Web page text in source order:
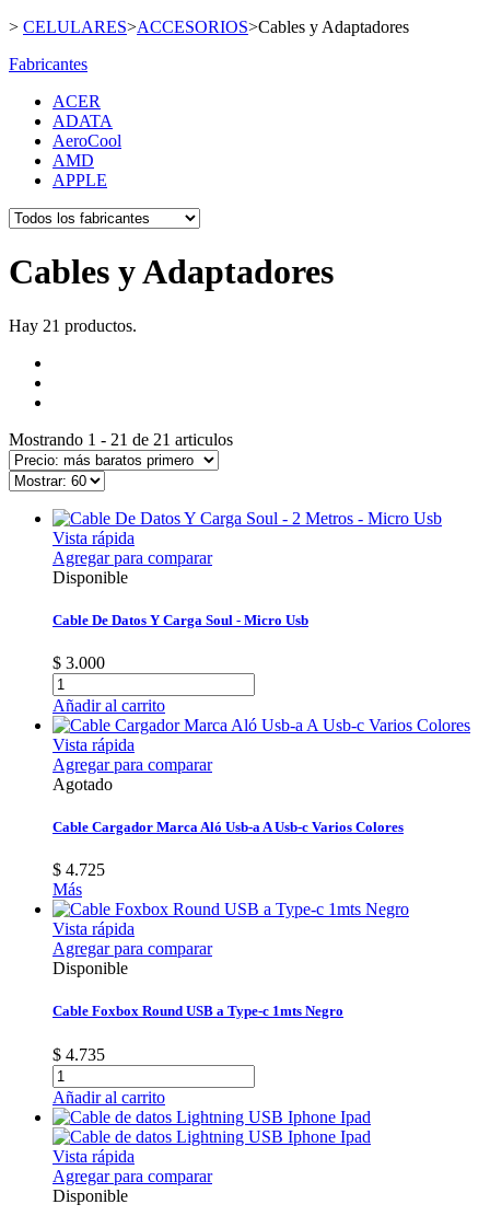
> CELULARES>ACCESORIOS>Cables y Adaptadores
Fabricantes
ACER
ADATA
AeroCool
AMD
APPLE
Cables y Adaptadores
Hay 21 productos.
Mostrando 1 - 21 de 21 articulos
Vista rápida
Agregar para comparar
Disponible
Cable De Datos Y Carga Soul - Micro Usb
$ 3.000
Añadir al carrito
Vista rápida
Agregar para comparar
Agotado
Cable Cargador Marca Aló Usb-a A Usb-c Varios Colores
$ 4.725
Más
Vista rápida
Agregar para comparar
Disponible
Cable Foxbox Round USB a Type-c 1mts Negro
$ 4.735
Añadir al carrito
Vista rápida
Agregar para comparar
Disponible